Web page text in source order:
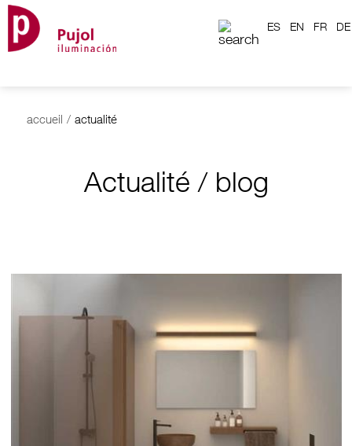
ES EN FR DE
accueil / actualité
Actualité / blog